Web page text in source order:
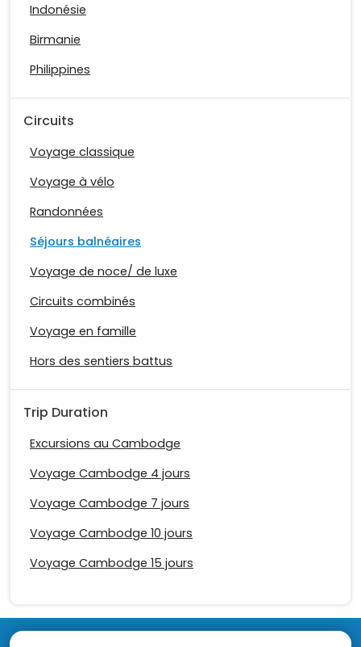
Indonésie
Birmanie
Philippines
Circuits
Voyage classique
Voyage à vélo
Randonnées
Séjours balnéaires
Voyage de noce/ de luxe
Circuits combinés
Voyage en famille
Hors des sentiers battus
Trip Duration
Excursions au Cambodge
Voyage Cambodge 4 jours
Voyage Cambodge 7 jours
Voyage Cambodge 10 jours
Voyage Cambodge 15 jours